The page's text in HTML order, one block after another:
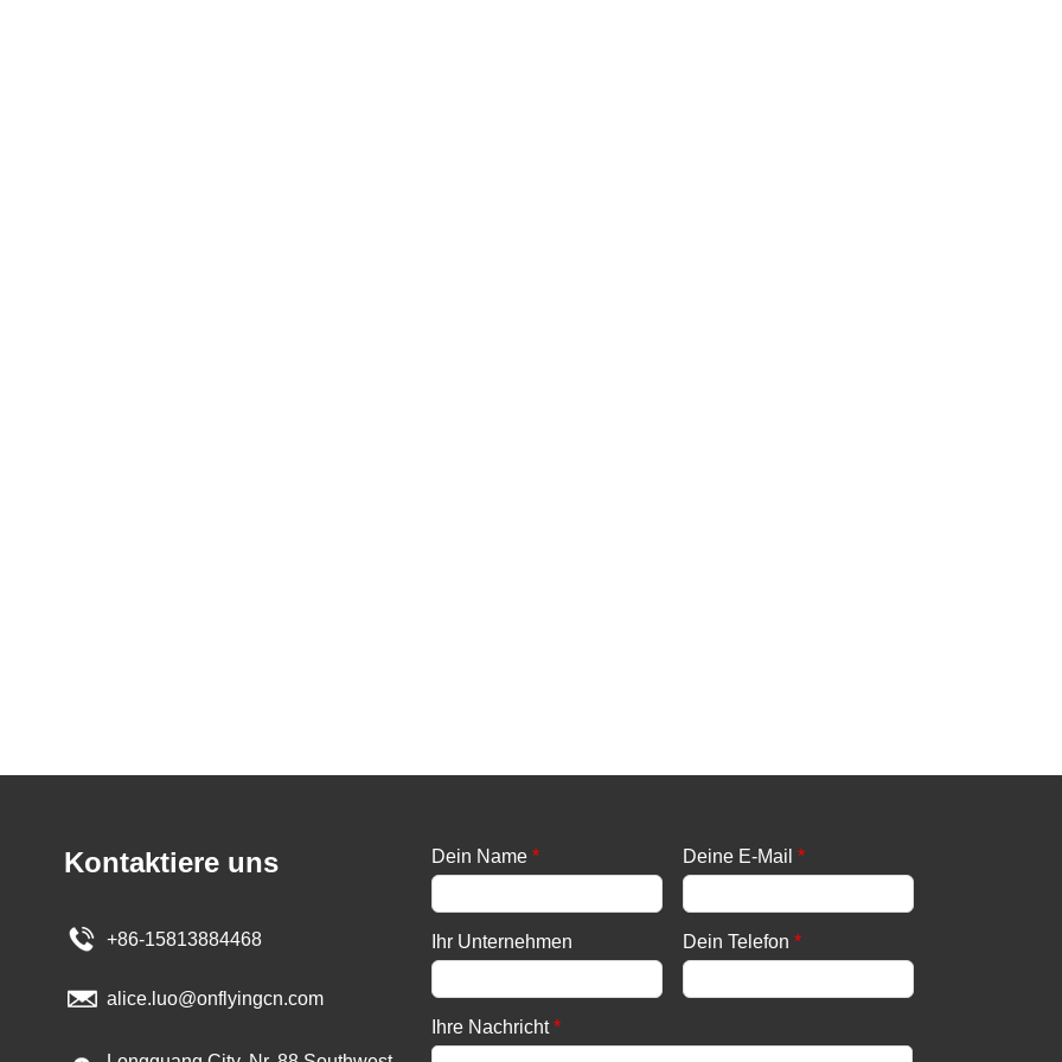
Dein Name * Deine E-Mail *
Ihr Unternehmen Dein Telefon *
Ihre Nachricht *
Kontaktiere uns
+86-15813884468
alice.luo@onflyingcn.com